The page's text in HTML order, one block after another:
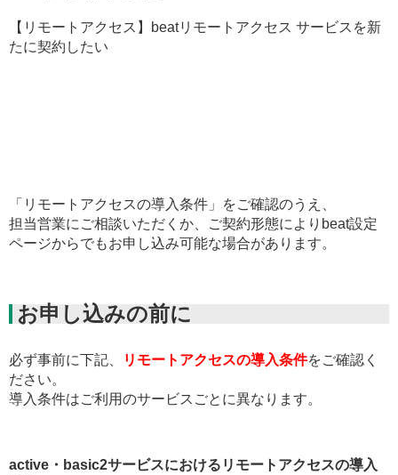
【リモートアクセス】beatリモートアクセス サービスを新
たに契約したい
「リモートアクセスの導入条件」をご確認のうえ、
担当営業にご相談いただくか、ご契約形態によりbeat設定
ページからでもお申し込み可能な場合があります。
お申し込みの前に
必ず事前に下記、 リモートアクセスの導入条件をご確認く
ださい。
導入条件はご利用のサービスごとに異なります。
active・basic2サービスにおけるリモートアクセスの導入